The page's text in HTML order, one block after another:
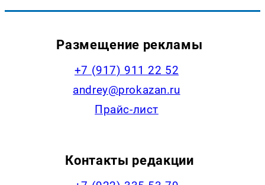
Размещение рекламы
+7 (917) 911 22 52
andrey@prokazan.ru
Прайс-лист
Контакты редакции